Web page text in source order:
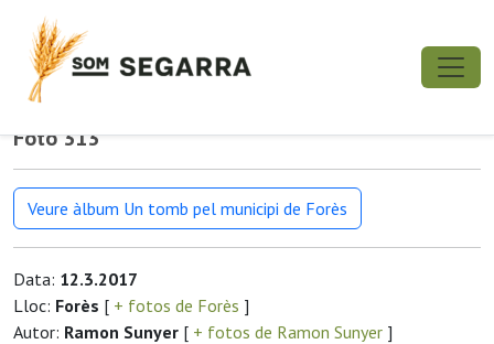
Foto 313
Veure àlbum Un tomb pel municipi de Forès
Data: 12.3.2017
Lloc: Forès [ + fotos de Forès ]
Autor: Ramon Sunyer [ + fotos de Ramon Sunyer ]